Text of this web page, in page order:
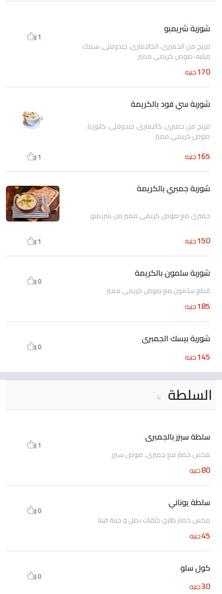
شوربة شريمبو
مزيج من الجمبرى، الكاليمارى، جندوفلى، سمك
فيليه، صوص كريمى مميز
170جنيه
1
شوربة سي فود بالكريمة
مزيج من جمبرى، كاليمارى، جندوفلى، كابوريا،
صوص كريمى مميز
165جنيه 1
شوربة جمبري بالكريمة
جمبرى مع صوص كريمى مميز من شريمبو
150جنيه 1
شوربة سلمون بالكريمة
قطع سلمون مع صوص كريمى مميز
185جنيه
0
شوربة بيسك الجمبرى
145جنيه
0
السلطة 4
سلطة سيزر بالجمبرى
مكس خضار مع جمبرى، صوص سيزر
80جنيه
1
سلطة يوناني
مكس خضار طازج، حلقات بصل و جبنة فيتا
45جنيه
0
كول سلو
30جنيه
0